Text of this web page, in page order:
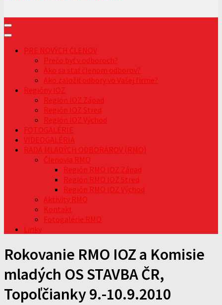
PRE NOVÝCH ČLENOV
Prečo byť v odboroch?
Ako sa stať členom odborov?
Ako založiť odbory vo Vašej firme?
Regióny IOZ
Región IOZ Západ
Región IOZ Stred
Región IOZ Východ
FOTOGALÉRIE
VIDEOGALÉRIA
RADA MLADÝCH ODBORÁROV (RMO)
Členovia RMO
Región RMO IOZ Západ
Región RMO IOZ Stred
Región RMO IOZ Východ
Aktivity RMO
Kontakt
Fotogalérie RMO
Linky
Rokovanie RMO IOZ a Komisie
mladých OS STAVBA ČR,
Topoľčianky 9.-10.9.2010